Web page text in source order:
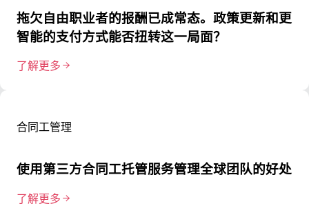
拖欠自由职业者的报酬已成常态。政策更新和更
智能的支付方式能否扭转这一局面？
了解更多
合同工管理
使用第三方合同工托管服务管理全球团队的好处
了解更多